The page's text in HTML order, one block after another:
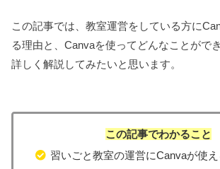
この記事では、教室運営をしている方に
る理由と、Canvaを使ってどんなことがで
詳しく解説してみたいと思います。
この記事でわかること
習いごと教室の運営にCanvaが使